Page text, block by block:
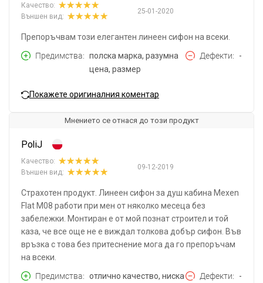
25-01-2020
Качество:
Външен вид:
Препоръчвам този елегантен линеен сифон на всеки.
Предимства
полска марка, разумна
цена, размер
Дефекти -
Покажете оригиналния коментар
Мнението се отнася до този продукт
PoliJ
09-12-2019
Качество:
Външен вид:
Страхотен продукт. Линеен сифон за душ кабина Mexen
Flat M08 работи при мен от няколко месеца без
забележки. Монтиран е от мой познат строител и той
каза, че все още не е виждал толкова добър сифон. Във
връзка с това без притеснение мога да го препоръчам
на всеки.
Предимства
отлично качество, ниска
Дефекти -